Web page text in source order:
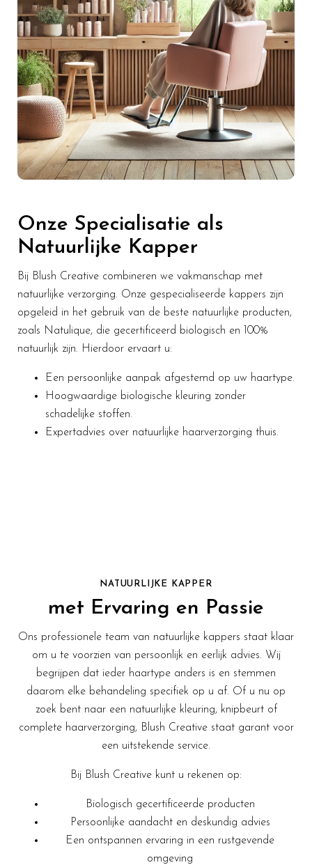
Onze Specialisatie als
Natuurlijke Kapper
Bij Blush Creative combineren we vakmanschap met
natuurlijke verzorging. Onze gespecialiseerde kappers zijn
opgeleid in het gebruik van de beste natuurlijke producten,
zoals Natulique, die gecertificeerd biologisch en 100%
natuurlijk zijn. Hierdoor ervaart u:
Een persoonlijke aanpak afgestemd op uw haartype.
Hoogwaardige biologische kleuring zonder
schadelijke stoffen.
Expertadvies over natuurlijke haarverzorging thuis.
NATUURLIJKE KAPPER
met Ervaring en Passie
Ons professionele team van natuurlijke kappers staat klaar
om u te voorzien van persoonlijk en eerlijk advies. Wij
begrijpen dat ieder haartype anders is en stemmen
daarom elke behandeling specifiek op u af. Of u nu op
zoek bent naar een natuurlijke kleuring, knipbeurt of
complete haarverzorging, Blush Creative staat garant voor
een uitstekende service.
Bij Blush Creative kunt u rekenen op:
Biologisch gecertificeerde producten
Persoonlijke aandacht en deskundig advies
Een ontspannen ervaring in een rustgevende
omgeving